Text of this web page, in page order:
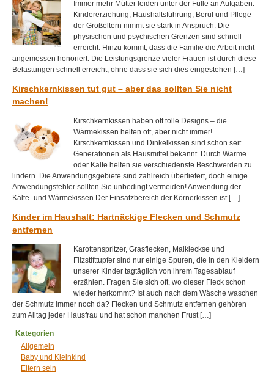
Immer mehr Mütter leiden unter der Fülle an Aufgaben.
Kindererziehung, Haushaltsführung, Beruf und Pflege
der Großeltern nimmt sie stark in Anspruch. Die
physischen und psychischen Grenzen sind schnell
erreicht. Hinzu kommt, dass die Familie die Arbeit nicht
angemessen honoriert. Die Leistungsgrenze vieler Frauen ist durch diese
Belastungen schnell erreicht, ohne dass sie sich dies eingestehen […]
Kirschkernkissen tut gut – aber das sollten Sie nicht
machen!
Kirschkernkissen haben oft tolle Designs – die
Wärmekissen helfen oft, aber nicht immer!
Kirschkernkissen und Dinkelkissen sind schon seit
Generationen als Hausmittel bekannt. Durch Wärme
oder Kälte helfen sie verschiedenste Beschwerden zu
lindern. Die Anwendungsgebiete sind zahlreich überliefert, doch einige
Anwendungsfehler sollten Sie unbedingt vermeiden! Anwendung der
Kälte- und Wärmekissen Der Einsatzbereich der Körnerkissen ist […]
Kinder im Haushalt: Hartnäckige Flecken und Schmutz
entfernen
Karottenspritzer, Grasflecken, Malkleckse und
Filzstifttupfer sind nur einige Spuren, die in den Kleidern
unserer Kinder tagtäglich von ihrem Tagesablauf
erzählen. Fragen Sie sich oft, wo dieser Fleck schon
wieder herkommt? Ist auch nach dem Wäsche waschen
der Schmutz immer noch da? Flecken und Schmutz entfernen gehören
zum Alltag jeder Hausfrau und hat schon manchen Frust […]
Kategorien
Allgemein
Baby und Kleinkind
Eltern sein